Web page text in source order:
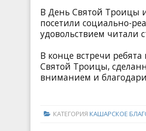
В День Святой Троицы
посетили социально-
удовольствием читали
В конце встречи
Святой Троицы,
вниманием и
КАТЕГОРИЯ КАШАРСКОЕ